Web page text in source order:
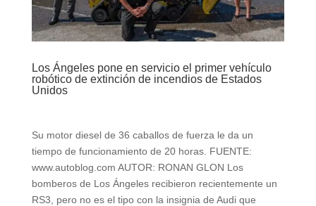
Los Ángeles pone en servicio el primer vehículo
robótico de extinción de incendios de Estados
Unidos
Su motor diesel de 36 caballos de fuerza le da un
tiempo de funcionamiento de 20 horas. FUENTE:
www.autoblog.com AUTOR: RONAN GLON Los
bomberos de Los Ángeles recibieron recientemente un
RS3, pero no es el tipo con la insignia de Audi que